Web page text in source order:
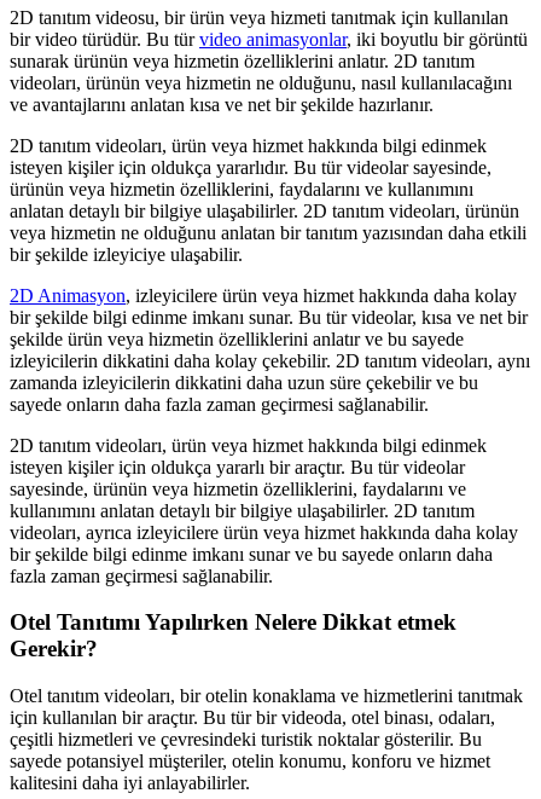
2D tanıtım videosu, bir ürün veya hizmeti tanıtmak için kullanılan
bir video türüdür. Bu türvideo animasyonlar, iki boyutlu bir görüntü
sunarak ürünün veya hizmetin özelliklerini anlatır. 2D tanıtım
videoları, ürünün veya hizmetin ne olduğunu, nasıl kullanılacağını
ve avantajlarını anlatan kısa ve net bir şekilde hazırlanır.
2D tanıtım videoları, ürün veya hizmet hakkında bilgi edinmek
isteyen kişiler için oldukça yararlıdır. Bu tür videolar sayesinde,
ürünün veya hizmetin özelliklerini, faydalarını ve kullanımını
anlatan detaylı bir bilgiye ulaşabilirler. 2D tanıtım videoları, ürünün
veya hizmetin ne olduğunu anlatan bir tanıtım yazısından daha etkili
bir şekilde izleyiciye ulaşabilir.
2D Animasyon, izleyicilere ürün veya hizmet hakkında daha kolay
bir şekilde bilgi edinme imkanı sunar. Bu tür videolar, kısa ve net bir
şekilde ürün veya hizmetin özelliklerini anlatır ve bu sayede
izleyicilerin dikkatini daha kolay çekebilir. 2D tanıtım videoları, aynı
zamanda izleyicilerin dikkatini daha uzun süre çekebilir ve bu
sayede onların daha fazla zaman geçirmesi sağlanabilir.
2D tanıtım videoları, ürün veya hizmet hakkında bilgi edinmek
isteyen kişiler için oldukça yararlı bir araçtır. Bu tür videolar
sayesinde, ürünün veya hizmetin özelliklerini, faydalarını ve
kullanımını anlatan detaylı bir bilgiye ulaşabilirler. 2D tanıtım
videoları, ayrıca izleyicilere ürün veya hizmet hakkında daha kolay
bir şekilde bilgi edinme imkanı sunar ve bu sayede onların daha
fazla zaman geçirmesi sağlanabilir.
Otel Tanıtımı Yapılırken Nelere Dikkat etmek
Gerekir?
Otel tanıtım videoları, bir otelin konaklama ve hizmetlerini tanıtmak
için kullanılan bir araçtır. Bu tür bir videoda, otel binası, odaları,
çeşitli hizmetleri ve çevresindeki turistik noktalar gösterilir. Bu
sayede potansiyel müşteriler, otelin konumu, konforu ve hizmet
kalitesini daha iyi anlayabilirler.